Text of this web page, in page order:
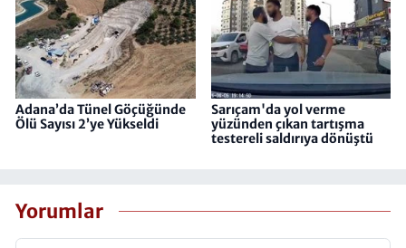
Adana’da Tünel Göçüğünde
Ölü Sayısı 2’ye Yükseldi
Sarıçam'da yol verme
yüzünden çıkan tartışma
testereli saldırıya dönüştü
Yorumlar